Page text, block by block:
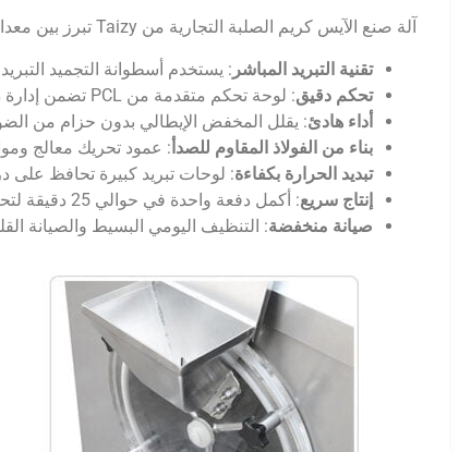
آلة صنع الآيس كريم الصلبة التجارية من Taizy تبرز بين معدات الآيس كريم الصناعية لعدة أسباب:
تقنية التبريد المباشر : يستخدم أسطوانة التجميد
تحكم دقيق: لوحة تحكم متقدمة من PCL تضمن إدارة دقيقة لدرجة الحرارة والقوام.
أداء هادئ: يقلل المخفض الإيطالي بدون حزام من
بناء من الفولاذ المقاوم للصدأ: عمود تحريك معالج
تبديد الحرارة بكفاءة: لوحات تبريد كبيرة تحافظ على
إنتاج سريع: أكمل دفعة واحدة في حوالي 25 دقيقة لتحقيق أقصى كفاءة.
صيانة منخفضة: التنظيف اليومي البسيط والصيانة